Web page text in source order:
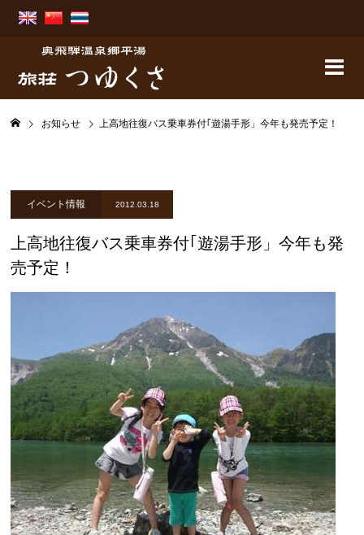
お知らせ 上高地往復バス乗車券付｢遊湯手形」今年も発売予定！
イベント情報 2012.03.18
上高地往復バス乗車券付｢遊湯手形」今年も発
売予定！